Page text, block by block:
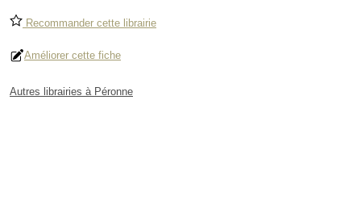
Recommander cette librairie
Améliorer cette fiche
Autres librairies à Péronne